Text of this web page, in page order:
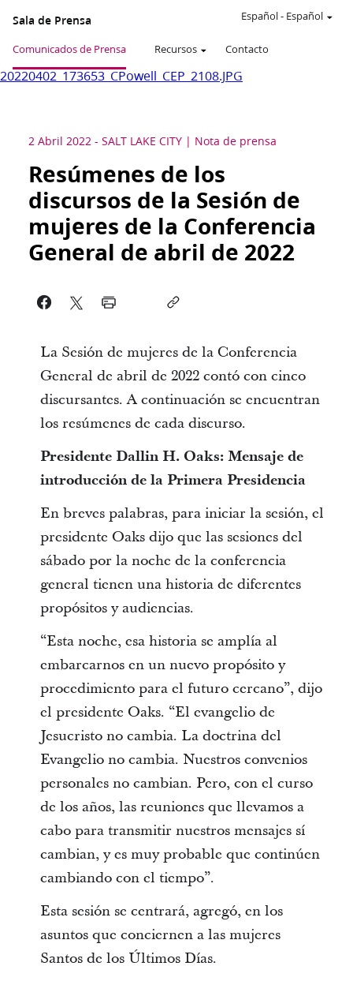
Sala de Prensa
Comunicados de Prensa Recursos Contacto
Español- Español
20220402_173653_CPowell_CEP_2108.JPG
2 Abril 2022 - SALT LAKE CITY Nota de prensa
Resúmenes de los
discursos de la Sesión de
mujeres de la Conferencia
General de abril de 2022
La Sesión de mujeres de la Conferencia
General de abril de 2022 contó con cinco
discursantes. A continuación se encuentran
los resúmenes de cada discurso.
Presidente Dallin H. Oaks: Mensaje de
introducción de la Primera Presidencia
En breves palabras, para iniciar la sesión, el
presidente Oaks dijo que las sesiones del
sábado por la noche de la conferencia
general tienen una historia de diferentes
propósitos y audiencias.
“Esta noche, esa historia se amplía al
embarcarnos en un nuevo propósito y
procedimiento para el futuro cercano”, dijo
el presidente Oaks. “El evangelio de
Jesucristo no cambia. La doctrina del
Evangelio no cambia. Nuestros convenios
personales no cambian. Pero, con el curso
de los años, las reuniones que llevamos a
cabo para transmitir nuestros mensajes sí
cambian, y es muy probable que continúen
cambiando con el tiempo”.
Esta sesión se centrará, agregó, en los
asuntos que conciernen a las mujeres
Santos de los Últimos Días.